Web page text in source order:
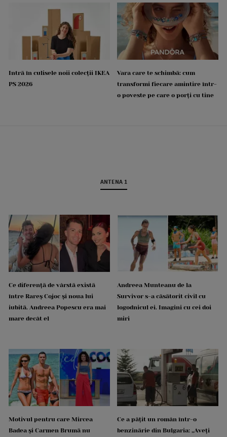
Intră în culisele noii colecții IKEA
PS 2026
Vara care te schimbă: cum
transformi fiecare amintire într-
o poveste pe care o porți cu tine
ANTENA 1
Ce diferență de vârstă există
între Rareș Cojoc și noua lui
iubită. Andreea Popescu era mai
mare decât el
Andreea Munteanu de la
Survivor s-a căsătorit civil cu
logodnicul ei. Imagini cu cei doi
miri
Motivul pentru care Mircea
Badea și Carmen Brumă nu
Ce a pățit un român într-o
benzinărie din Bulgaria: „Aveți